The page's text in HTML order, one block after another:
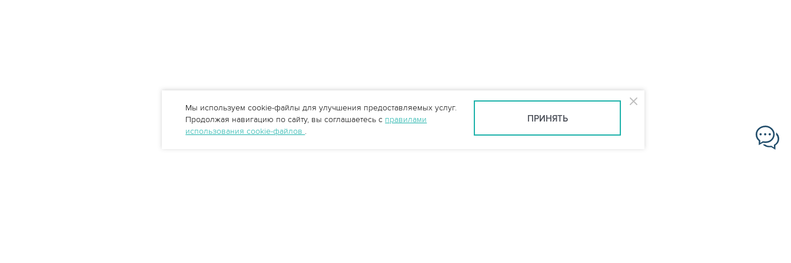
Мы используем cookie-файлы для улучшения предоставляемых услуг.
Продолжая навигацию по сайту, вы соглашаетесь с правилами
использования cookie-файлов .
ПРИНЯТЬ